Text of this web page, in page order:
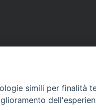
simili per finalità